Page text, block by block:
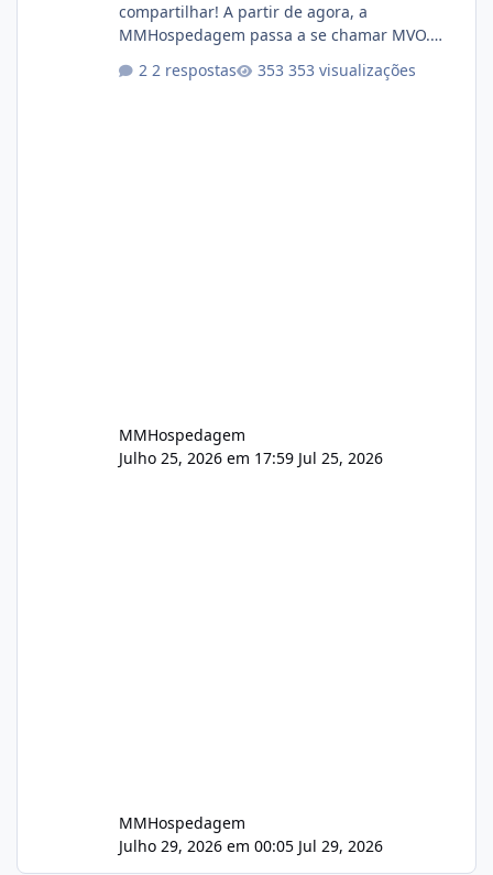
compartilhar! A partir de agora, a
MMHospedagem passa a se chamar MVO.
da nossa empresa. Ao longo dos anos,
2 respostas 353 visualizações
MMHospedagem
Julho 25, 2026 em 17:59 Jul 25, 2026
MMHospedagem
Julho 29, 2026 em 00:05 Jul 29, 2026